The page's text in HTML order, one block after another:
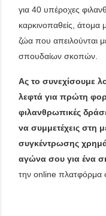
για 40 υπέροχες
καρκινοπαθείς, άτομα
ζώα που απειλούνται
σπουδαίων σκοπών.
Ας το συνεχίσουμε
λεφτά για πρώτη
φιλανθρωπικές
να συμμετέχεις στη
συγκέντρωσης
αγώνα σου για ένα
την online πλατφόρμα